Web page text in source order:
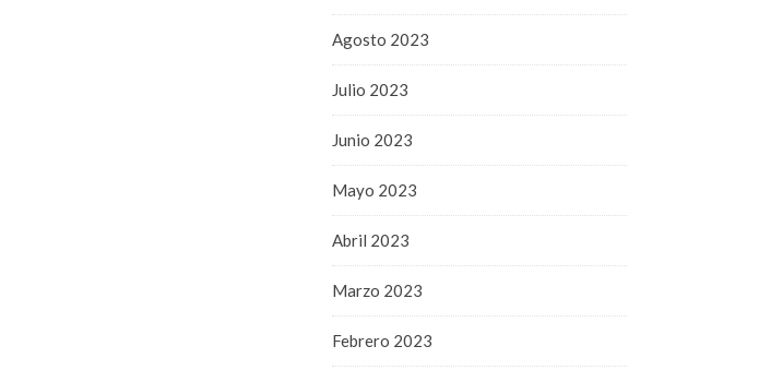
Agosto 2023
Julio 2023
Junio 2023
Mayo 2023
Abril 2023
Marzo 2023
Febrero 2023